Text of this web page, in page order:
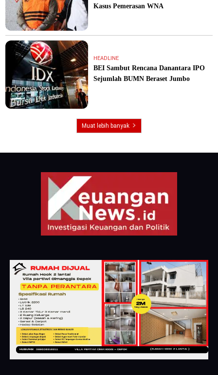
Kasus Pemerasan WNA
HEADLINE
BEI Sambut Rencana Danantara IPO
Sejumlah BUMN Beraset Jumbo
Muat lebih banyak